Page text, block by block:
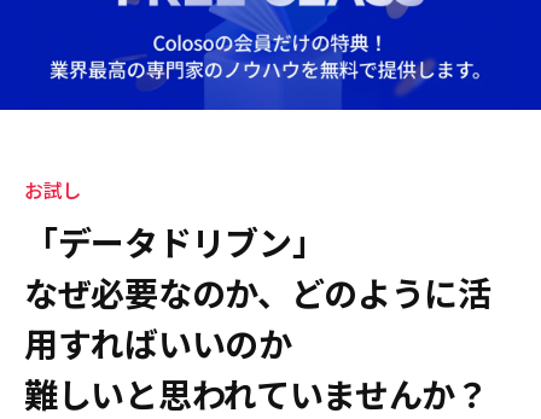
お試し
「データドリブン」
なぜ必要なのか、どのように活
用すればいいのか
難しいと思われていませんか？